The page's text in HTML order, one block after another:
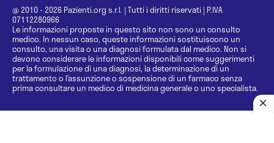
@ 2010 - 2026 Pazienti.org s.r.l. | Tutti i diritti riservati | P.IVA
07112280966
Le informazioni proposte in questo sito non sono un consulto
medico. In nessun caso, queste informazioni sostituiscono un
consulto, una visita o una diagnosi formulata dal medico. Non si
devono considerare le informazioni disponibili come suggerimenti
per la formulazione di una diagnosi, la determinazione di un
trattamento o l’assunzione o sospensione di un farmaco senza
prima consultare un medico di medicina generale o uno specialista.